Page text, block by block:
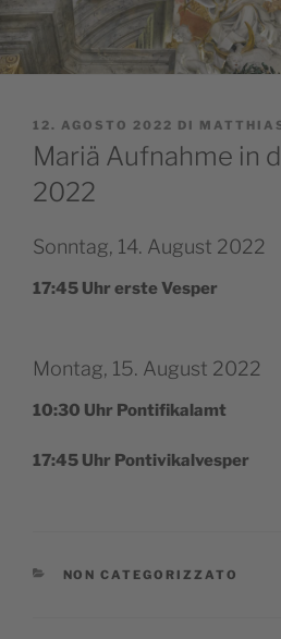
PUBBLICATO
IL
12. AGOSTO 2022 DI
Mariä Aufnahme in
2022
Sonntag, 14. August 2022
17:45 Uhr erste Vesper
Montag, 15. August 2022
10:30 Uhr Pontifikalamt
17:45 Uhr Pontivikalvesper
CATEGORIE
NON CATEGORIZZATO